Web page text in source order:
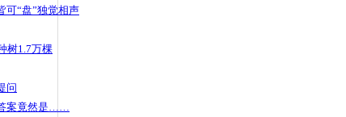
可“盘”独觉相声
树1.7万棵
问
案竟然是……